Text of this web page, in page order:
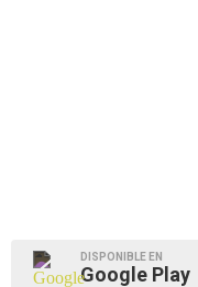
DISPONIBLE EN
Google Play